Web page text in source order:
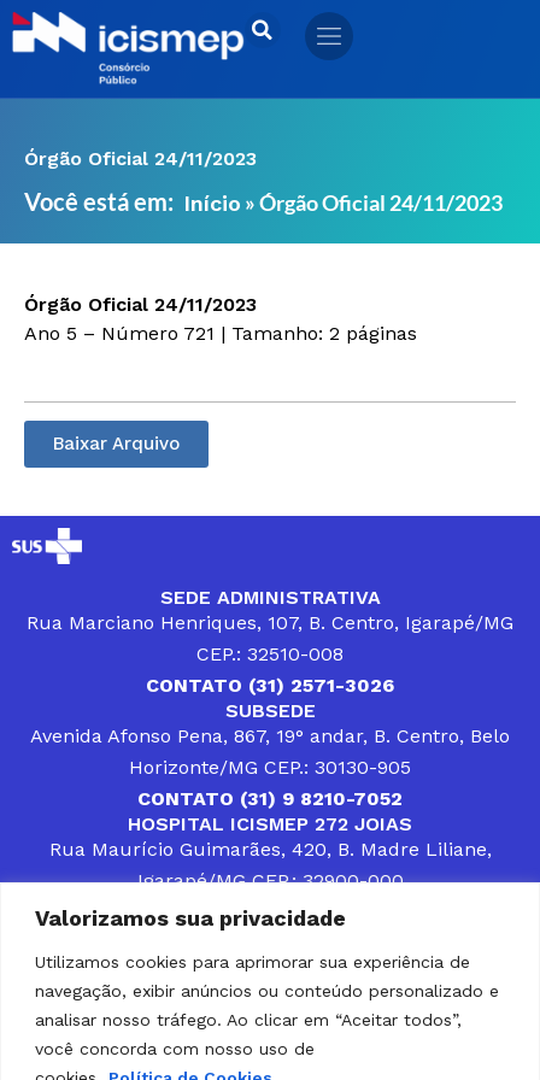
Valorizamos sua privacidade
Utilizamos cookies para aprimorar sua experiência de
navegação, exibir anúncios ou conteúdo personalizado e
analisar nosso tráfego. Ao clicar em “Aceitar todos”,
você concorda com nosso uso de
Ir
para
Órgão Oficial 24/11/2023
Você está em: Início »Órgão Oficial 24/11/2023
Órgão Oficial 24/11/2023
Ano 5 – Número 721 | Tamanho: 2 páginas
Baixar Arquivo
SEDE ADMINISTRATIVA
Rua Marciano Henriques, 107, B. Centro, Igarapé/MG
CEP.: 32510-008
CONTATO (31) 2571-3026
SUBSEDE
Avenida Afonso Pena, 867, 19° andar, B. Centro, Belo
Horizonte/MG CEP.: 30130-905
CONTATO (31) 9 8210-7052
HOSPITAL ICISMEP 272 JOIAS
Rua Maurício Guimarães, 420, B. Madre Liliane,
Igarapé/MG CEP.: 32900-000
CONTATOS (31) 3512-4400 ou (31) 9 8309-8660
DESENVOLVER SOLUÇÕES, AÇÕES E SERVIÇOS
PÚBLICOS QUE COMPLEMENTEM A ASSISTÊNCIA À
POPULAÇÃO DA REGIÃO EM QUE ATUA, SENDO
PARCEIRO DOS MUNICÍPIOS CONSORCIADOS NA
SOLUÇÃO DE DIFICULDADES ENFRENTADAS POR
GESTORES MUNICIPAIS, É O COMPROMISSO DO
ICISMEP.